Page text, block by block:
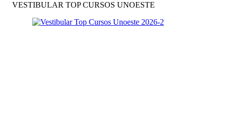
VESTIBULAR TOP CURSOS UNOESTE